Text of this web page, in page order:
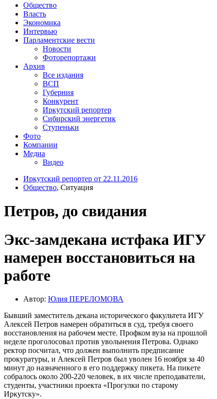
Общество
Власть
Экономика
Интервью
Парламентские вести
Новости
Фоторепортажи
Архив
Все издания
ВСП
Губерния
Конкурент
Иркутский репортер
Сибирский энергетик
Ступеньки
Фото
Компании
Медиа
Видео
Иркутский репортер от 22.11.2016
Общество, Ситуация
Петров, до свидания
Экс-замдекана истфака ИГУ
намерен восстановиться на
работе
Автор: Юлия ПЕРЕЛОМОВА
Бывший заместитель декана исторического факультета ИГУ
Алексей Петров намерен обратиться в суд, требуя своего
восстановления на рабочем месте. Профком вуза на прошлой
неделе проголосовал против увольнения Петрова. Однако
ректор посчитал, что должен выполнить предписание
прокуратуры, и Алексей Петров был уволен 16 ноября за 40
минут до назначенного в его поддержку пикета. На пикете
собралось около 200-220 человек, в их числе преподаватели,
студенты, участники проекта «Прогулки по старому
Иркутску».